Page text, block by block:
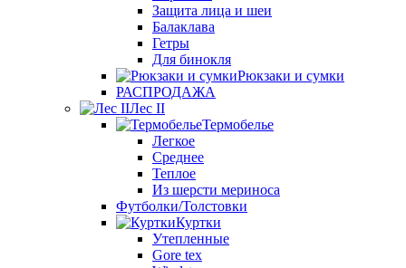
Защита лица и шеи
Балаклава
Гетры
Для бинокля
Рюкзаки и сумки
РАСПРОДАЖА
Лес II
Термобелье
Легкое
Среднее
Теплое
Из шерсти мериноса
Футболки/Толстовки
Куртки
Утепленные
Gore tex